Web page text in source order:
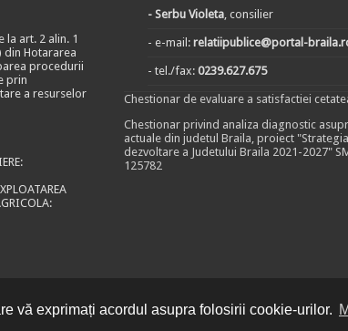
vă exprimați acordul asupra folosirii cookie-urilor.
art. 2 alin. 1
din Hotararea
procedurii
prin
a resurselor
- Serbu Violeta, consilier
- e-mail:relatiipublice@portal-
- tel./fax:0239.627.675
Chestionar de evaluare a satisfactiei
Chestionar privind analiza diagnostic
actuale din judetul Braila, proiect
dezvoltare a Judetului Braila 2021-2027"
125782